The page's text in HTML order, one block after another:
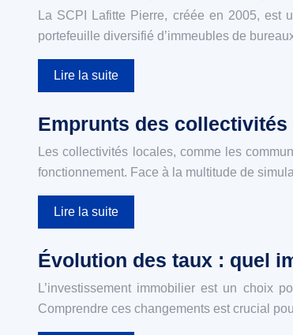
La SCPI Lafitte Pierre, créée en 2005,
portefeuille diversifié d’immeubles de
Lire la suite
Emprunts des
Les collectivités locales, comme les
fonctionnement. Face à la multitude de
Lire la suite
Évolution des taux : quel
L’investissement immobilier est un choix
Comprendre ces changements est crucial